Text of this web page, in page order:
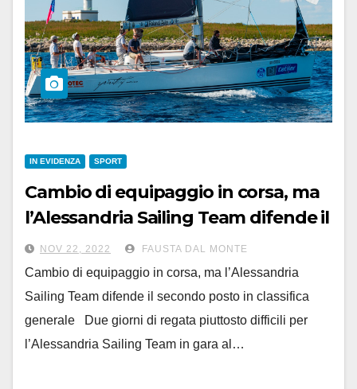
IN EVIDENZA SPORT
Cambio di equipaggio in corsa, ma
l’Alessandria Sailing Team difende il
secondo posto in classifica
generale
NOV 22, 2022 FAUSTA DAL MONTE
Cambio di equipaggio in corsa, ma l’Alessandria
Sailing Team difende il secondo posto in classifica
generale Due giorni di regata piuttosto difficili per
l’Alessandria Sailing Team in gara al…